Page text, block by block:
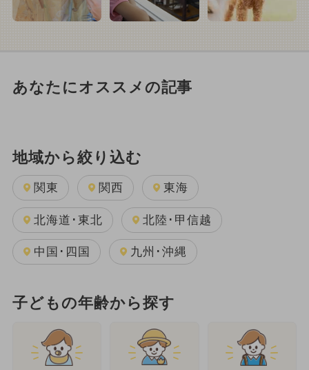
あなたにオススメの記事
地域から絞り込む
関東 関西 東海
北海道･東北 北陸･甲信越
中国･四国 九州･沖縄
子どもの年齢から探す